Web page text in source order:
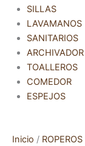
SILLAS
LAVAMANOS
SANITARIOS
ARCHIVADOR
TOALLEROS
COMEDOR
ESPEJOS
Inicio / ROPEROS